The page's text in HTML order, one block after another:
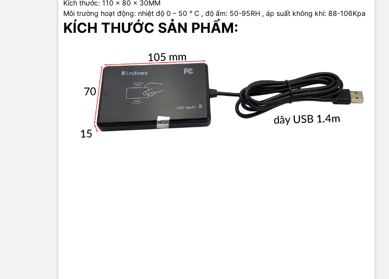
Kích thước: 110 × 80 × 30MM
Môi trường hoạt động: nhiệt độ 0 – 50 ° C , độ ẩm: 50-95RH , áp suất không khí: 88-106Kpa
KÍCH THƯỚC SẢN PHẨM: